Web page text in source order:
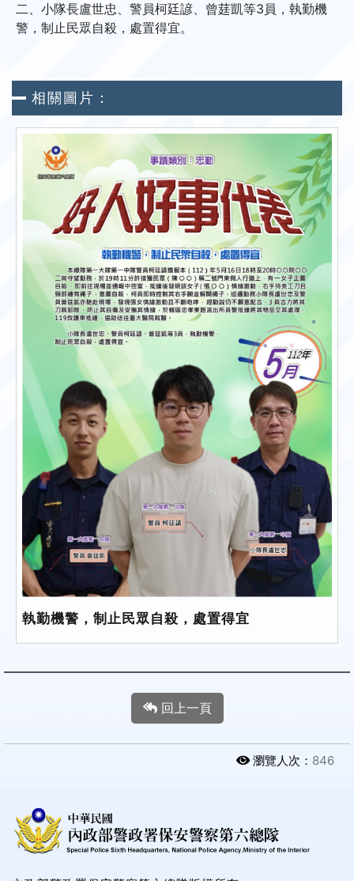
二、小隊長盧世忠、警員柯廷諺、曾莛凱等3員，執勤機
警，制止民眾自殺，處置得宜。
相關圖片：
執勤機警，制止民眾自殺，處置得宜
回上一頁
瀏覽人次： 846